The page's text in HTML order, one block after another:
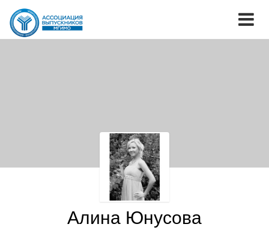
Алина Юнусова